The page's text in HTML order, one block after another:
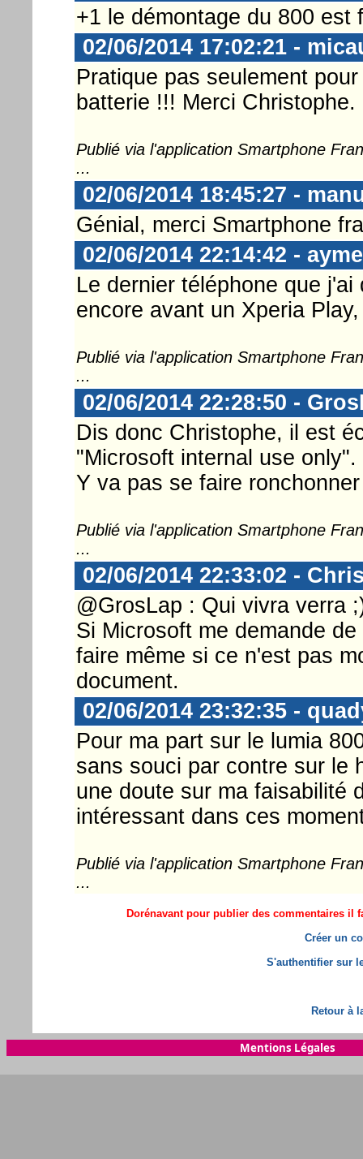
+1 le démontage du 800 est
02/06/2014 17:02:21 -
Pratique pas seulement
batterie !!! Merci Christophe.
Publié via l'application Smartphone
...
02/06/2014 18:45:27 -
Génial, merci Smartphone
02/06/2014 22:14:42 -
Le dernier téléphone que
encore avant un Xperia
Publié via l'application Smartphone
...
02/06/2014 22:28:50 -
Dis donc Christophe, il est
"Microsoft internal use only".
Y va pas se faire
Publié via l'application Smartphone
...
02/06/2014 22:33:02 -
@GrosLap : Qui vivra verra
Si Microsoft me demande
faire même si ce n'est pas
document.
02/06/2014 23:32:35 -
Pour ma part sur le lumia
sans souci par contre sur le
une doute sur ma faisabilité
intéressant dans ces
Publié via l'application Smartphone
...
Dorénavant pour publier des commentaires il
Créer un
S'authentifier sur
Retour à
Mentions Légales